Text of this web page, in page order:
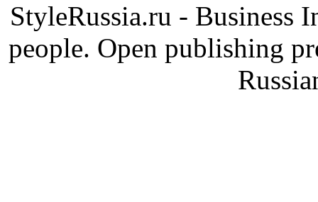
StyleRussia.ru - Business
people. Open publishing